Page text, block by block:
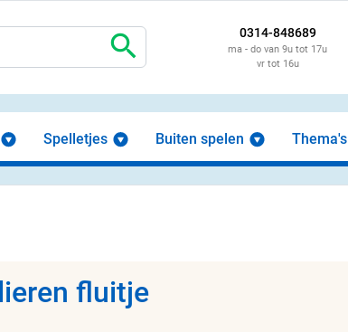
search 0314-848689
ma - do van 9u tot 17u
vr tot 16u
Spelletjes Buiten spelen Thema's
fluitje